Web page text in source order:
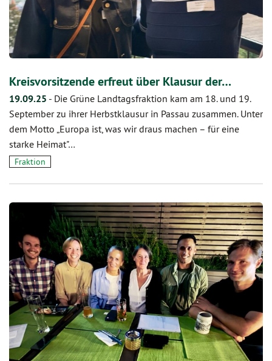
Kreisvorsitzende erfreut über Klausur der…
19.09.25 - Die Grüne Landtagsfraktion kam am 18. und 19.
September zu ihrer Herbstklausur in Passau zusammen. Unter
dem Motto „Europa ist, was wir draus machen – für eine
starke Heimat"…
Fraktion